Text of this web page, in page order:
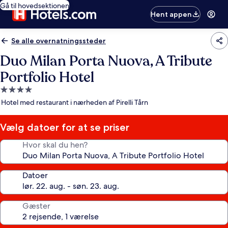
Gå til hovedsektionen
Hent appen
Se alle overnatningssteder
Duo Milan Porta Nuova, A Tribute
Portfolio Hotel
4.0-
stjernet
Hotel med restaurant i nærheden af Pirelli Tårn
Vælg datoer for at se priser
Hvor skal du hen?
Datoer
Gæster